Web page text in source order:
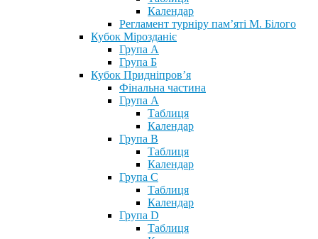
Календар
Регламент турніру пам’яті М. Білого
Кубок Мірозданіє
Група А
Група Б
Кубок Придніпров’я
Фінальна частина
Група А
Таблиця
Календар
Група В
Таблиця
Календар
Група С
Таблиця
Календар
Група D
Таблиця